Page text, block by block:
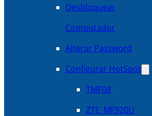
Desbloquear
Computador
Alterar Password
Configurar HotSpot
TMF08
ZTE_MF920U